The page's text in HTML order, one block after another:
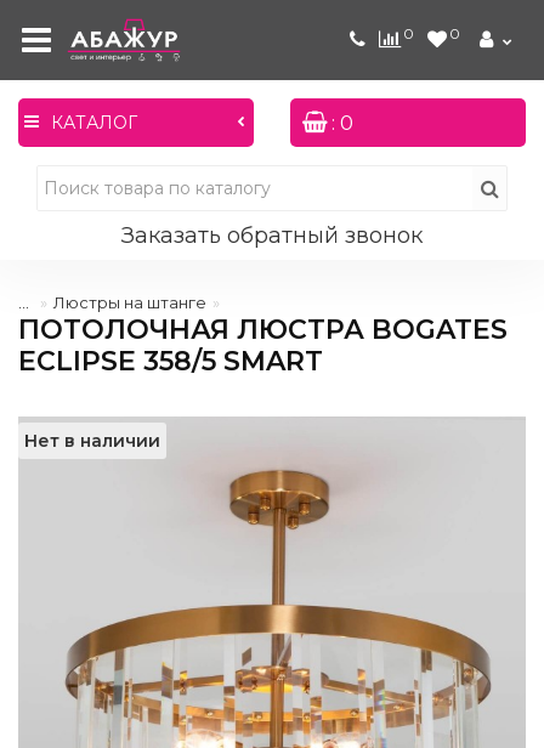
0 0
КАТАЛОГ : 0
Заказать обратный звонок
Люстры на штанге
ПОТОЛОЧНАЯ ЛЮСТРА BOGATES
ECLIPSE 358/5 SMART
Нет в наличии